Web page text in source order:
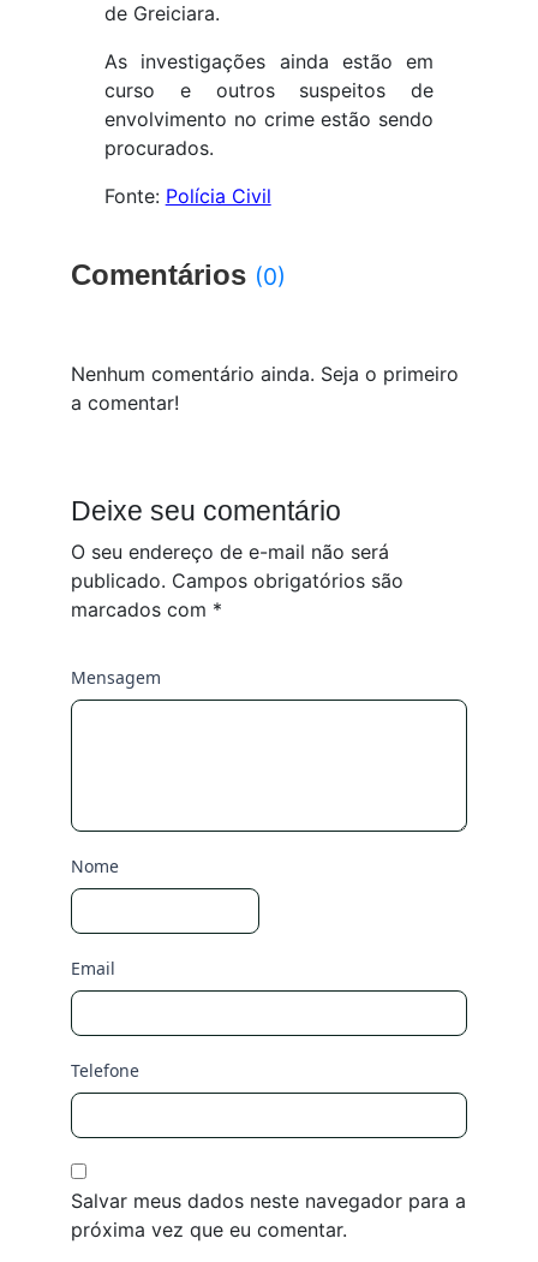
de Greiciara.
As investigações ainda estão em
curso e outros suspeitos de
envolvimento no crime estão sendo
procurados.
Fonte: Polícia Civil
Comentários (0)
Nenhum comentário ainda. Seja o primeiro
a comentar!
Deixe seu comentário
O seu endereço de e-mail não será
publicado. Campos obrigatórios são
marcados com *
Mensagem
Nome
Email
Telefone
Salvar meus dados neste navegador para a
próxima vez que eu comentar.